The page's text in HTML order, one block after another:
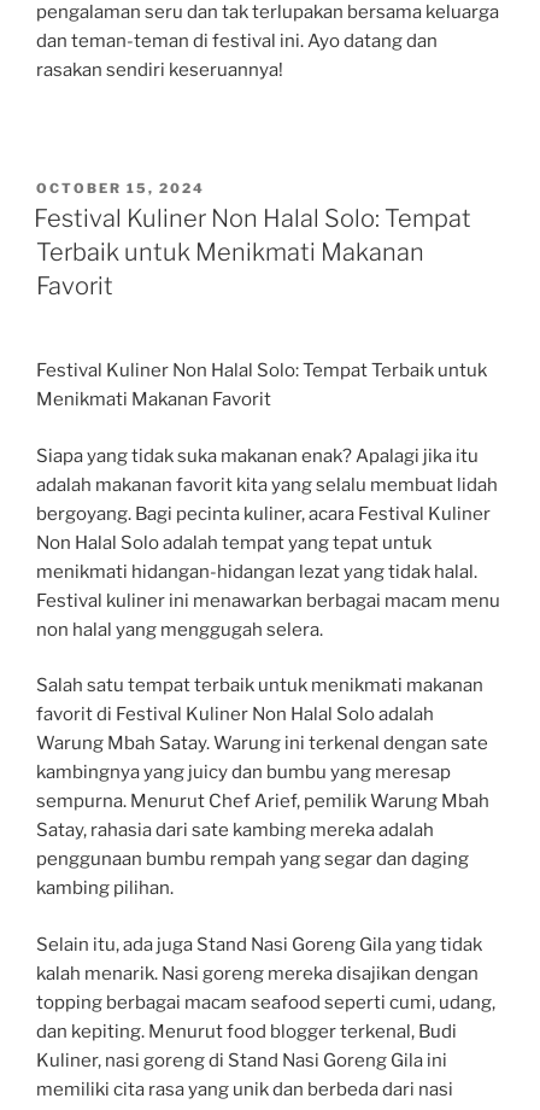
pengalaman seru dan tak terlupakan bersama keluarga
dan teman-teman di festival ini. Ayo datang dan
rasakan sendiri keseruannya!
POSTED
ON
OCTOBER 15, 2024
Festival Kuliner Non Halal Solo: Tempat
Terbaik untuk Menikmati Makanan
Favorit
Festival Kuliner Non Halal Solo: Tempat Terbaik untuk
Menikmati Makanan Favorit
Siapa yang tidak suka makanan enak? Apalagi jika itu
adalah makanan favorit kita yang selalu membuat lidah
bergoyang. Bagi pecinta kuliner, acara Festival Kuliner
Non Halal Solo adalah tempat yang tepat untuk
menikmati hidangan-hidangan lezat yang tidak halal.
Festival kuliner ini menawarkan berbagai macam menu
non halal yang menggugah selera.
Salah satu tempat terbaik untuk menikmati makanan
favorit di Festival Kuliner Non Halal Solo adalah
Warung Mbah Satay. Warung ini terkenal dengan sate
kambingnya yang juicy dan bumbu yang meresap
sempurna. Menurut Chef Arief, pemilik Warung Mbah
Satay, rahasia dari sate kambing mereka adalah
penggunaan bumbu rempah yang segar dan daging
kambing pilihan.
Selain itu, ada juga Stand Nasi Goreng Gila yang tidak
kalah menarik. Nasi goreng mereka disajikan dengan
topping berbagai macam seafood seperti cumi, udang,
dan kepiting. Menurut food blogger terkenal, Budi
Kuliner, nasi goreng di Stand Nasi Goreng Gila ini
memiliki cita rasa yang unik dan berbeda dari nasi